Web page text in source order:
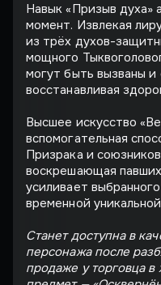
Навык «Призыв духа»
момент. Извлекая
из трёх духов-
мощного
могут быть вызваны
восстанавливая
Высшее искусство
вспомогательная
Призрака и
воскрешающая
усиливает
временной
Станет доступна в
персонажа после
продаже у торговца в